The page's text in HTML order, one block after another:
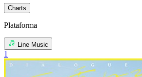
Charts
Plataforma
Line Music
1